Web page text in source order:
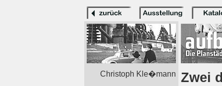
Christoph Kle�mann
Zwei